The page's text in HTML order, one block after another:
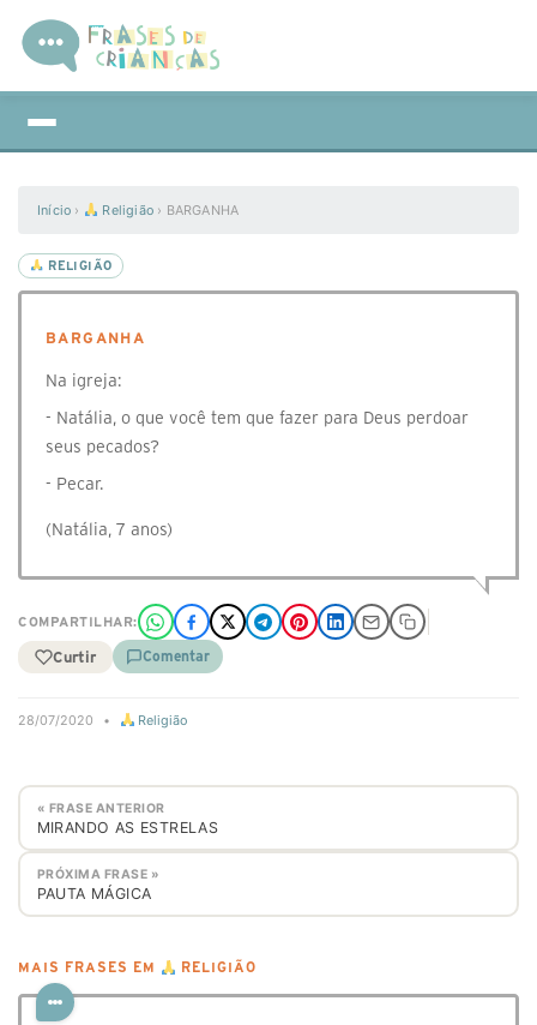
Início › Religião › BARGANHA
RELIGIÃO
BARGANHA
Na igreja:
- Natália, o que você tem que fazer para Deus perdoar
seus pecados?
- Pecar.
(Natália, 7 anos)
COMPARTILHAR:
Curtir Comentar
28/07/2020 • Religião
« FRASE ANTERIOR
MIRANDO AS ESTRELAS
PRÓXIMA FRASE »
PAUTA MÁGICA
MAIS FRASES EM RELIGIÃO